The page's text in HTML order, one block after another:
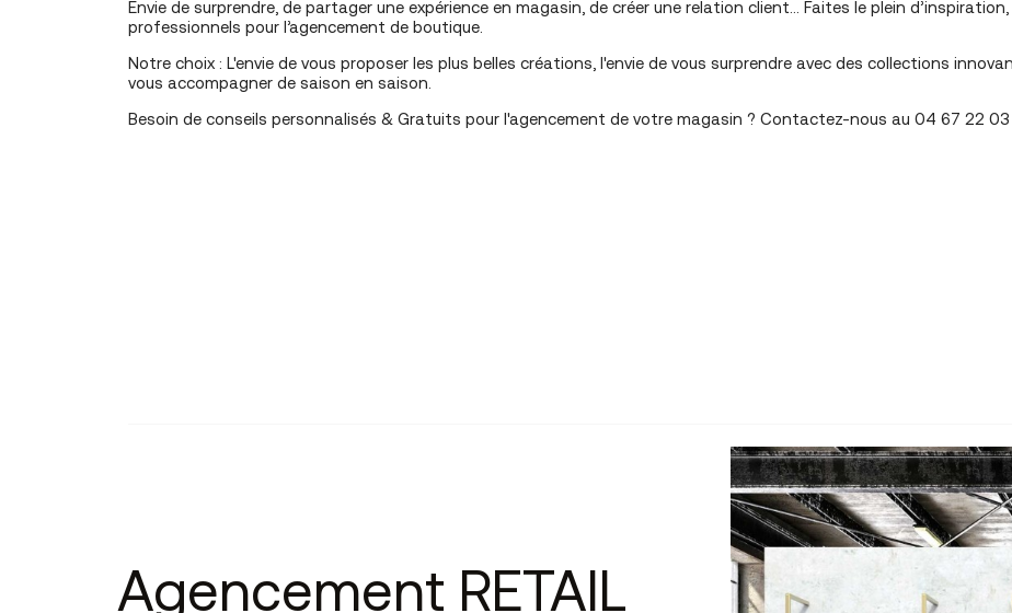
Envie de surprendre, de partager une expérience en magasin, de créer une relation client… Faites le plein
professionnels pour l’agencement de boutique.
Notre choix : L'envie de vous proposer les plus belles créations, l'envie de vous surprendre avec des collections
vous accompagner de saison en saison.
Besoin de conseils personnalisés & Gratuits pour l'agencement de votre magasin ? Contactez-nous au 04 67 22
Agencement RETAIL